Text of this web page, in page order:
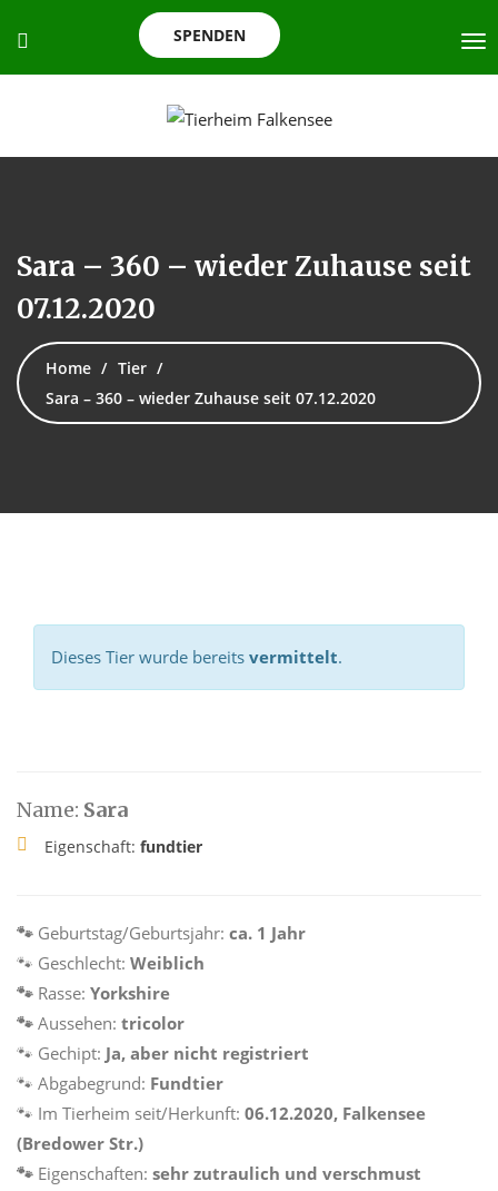
SPENDEN
Sara – 360 – wieder Zuhause seit
07.12.2020
Home
Tier
Sara – 360 – wieder Zuhause seit 07.12.2020
Dieses Tier wurde bereits vermittelt.
Name: Sara
Eigenschaft: fundtier
🐾 Geburtstag/Geburtsjahr: ca. 1 Jahr
🐾 Geschlecht: Weiblich
🐾 Rasse: Yorkshire
🐾 Aussehen: tricolor
🐾 Gechipt: Ja, aber nicht registriert
🐾 Abgabegrund: Fundtier
🐾 Im Tierheim seit/Herkunft: 06.12.2020, Falkensee
(Bredower Str.)
🐾 Eigenschaften: sehr zutraulich und verschmust